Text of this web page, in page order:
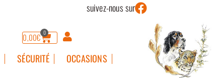
suivez-nous sur
0,00€ 0
SÉCURITÉ OCCASIONS